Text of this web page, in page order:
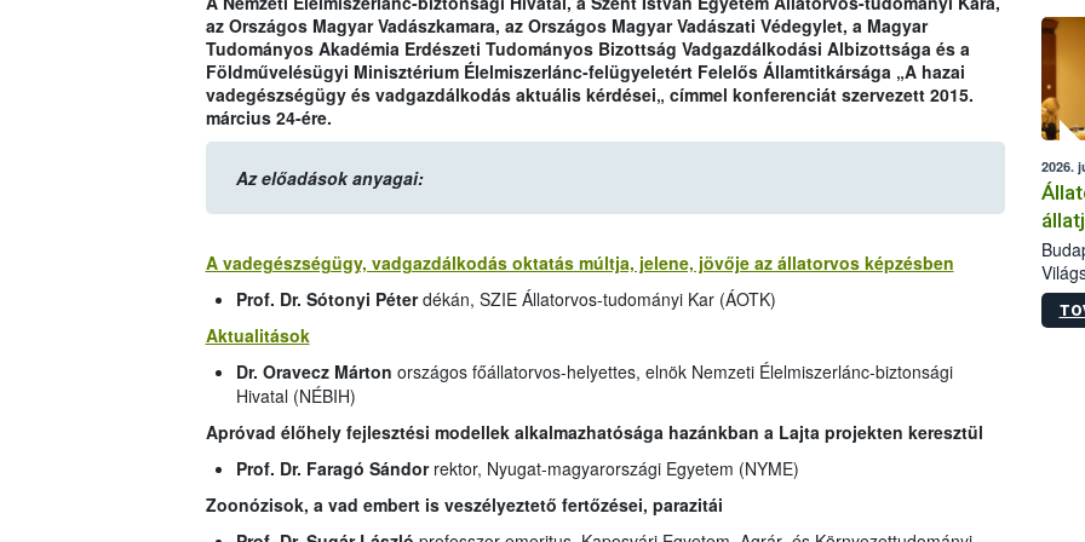
az Országos Magyar Vadászkamara, az Országos Magyar Vadászati Védegylet, a Magyar
Tudományos Akadémia Erdészeti Tudományos Bizottság Vadgazdálkodási Albizottsága és a
Földművelésügyi Minisztérium Élelmiszerlánc-felügyeletért Felelős Államtitkársága „A hazai
vadegészségügy és vadgazdálkodás aktuális kérdései„ címmel konferenciát szervezett 2015.
március 24-ére.
Az előadások anyagai:
A vadegészségügy, vadgazdálkodás oktatás múltja, jelene, jövője az állatorvos képzésben
Prof. Dr. Sótonyi Péterdékán, SZIE Állatorvos-tudományi Kar (ÁOTK)
Aktualitások
Dr. Oravecz Márton országos főállatorvos-helyettes, elnök Nemzeti Élelmiszerlánc-biztonsági
Hivatal (NÉBIH)
Apróvad élőhely fejlesztési modellek alkalmazhatósága hazánkban a Lajta projekten keresztül
Prof. Dr. Faragó Sándor rektor, Nyugat-magyarországi Egyetem (NYME)
Zoonózisok, a vad embert is veszélyeztető fertőzései, parazitái
2026.
Az